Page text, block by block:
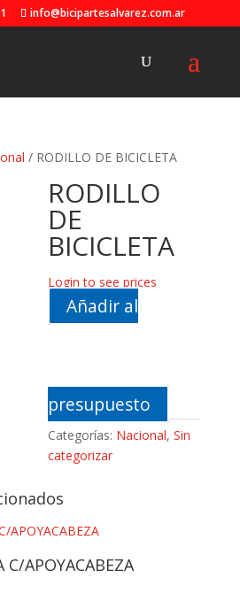
info@bicipartesalvarez.com.ar
/ RODILLO DE BICICLETA
RODILLO
DE
BICICLETA
Login to see prices
Añadir al
presupuesto
Categorías: Nacional,Sin
categorizar
C/APOYACABEZA